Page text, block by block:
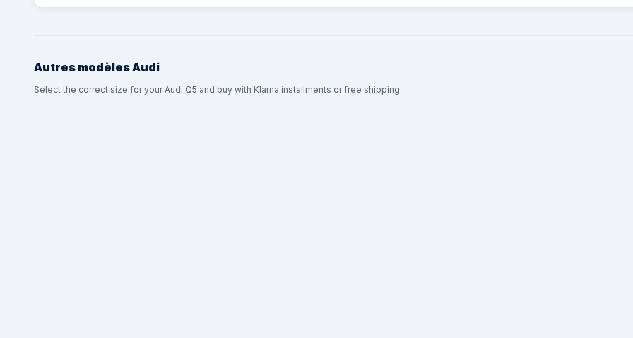
Autres modèlesAudi
Select the correct size for your Audi Q5 and buy with Klarna installments or free shipping.